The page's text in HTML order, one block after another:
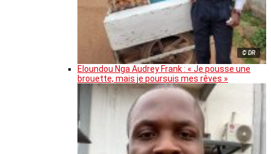
© DR
Eloundou Nga Audrey Frank : « Je pousse une
brouette, mais je poursuis mes rêves »